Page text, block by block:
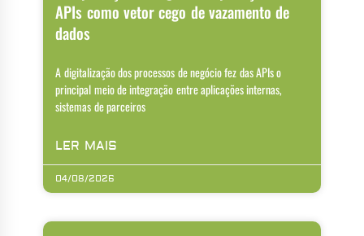
APIs como vetor cego de vazamento de
dados
A digitalização dos processos de negócio fez das APIs o
principal meio de integração entre aplicações internas,
sistemas de parceiros
LER MAIS
04/08/2026